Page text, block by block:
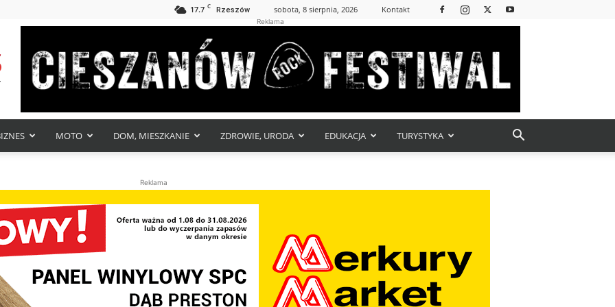
17.7 C Rzeszów sobota, 8 sierpnia, 2026 Kontakt
Reklama
MOTO DOM, MIESZKANIE ZDROWIE, URODA EDUKACJA TURYSTYKA
Reklama